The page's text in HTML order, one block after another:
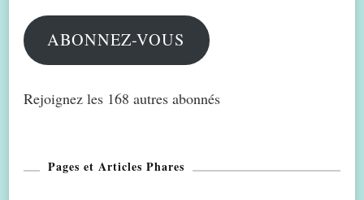
mail
ABONNEZ-VOUS
Rejoignez les 168 autres abonnés
Pages et Articles Phares